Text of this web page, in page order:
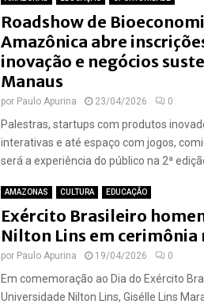
Roadshow de
Amazônica abre
inovação e negócios
Manaus
por Paulo Apurina 23/04/2026 0
Palestras, startups com produtos
interativas e até espaço com jogos,
será a experiência do público na 2ª edição
AMAZONAS CULTURA EDUCAÇÃO
Exército Brasileiro
Nilton Lins em cerimônia
por Paulo Apurina 19/04/2026 0
Em comemoração ao Dia do Exército
Universidade Nilton Lins, Gisélle Lins